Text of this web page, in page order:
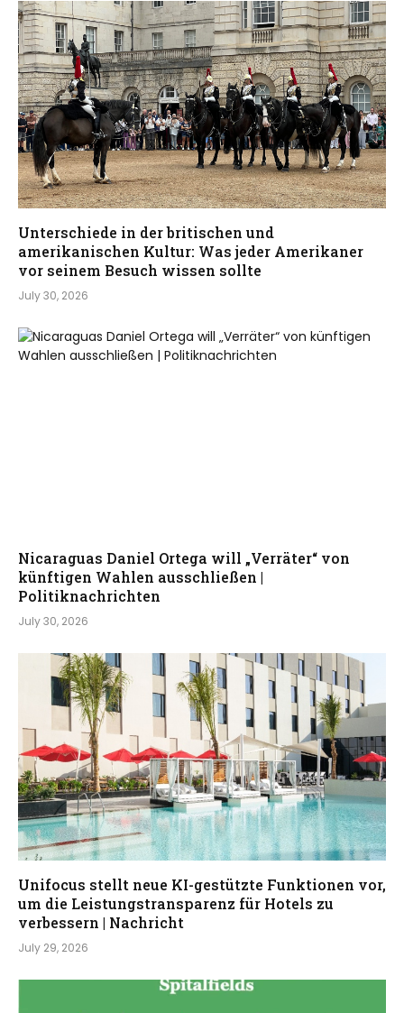
Unterschiede in der britischen und
amerikanischen Kultur: Was jeder Amerikaner
vor seinem Besuch wissen sollte
July 30, 2026
Nicaraguas Daniel Ortega will „Verräter“ von
künftigen Wahlen ausschließen |
Politiknachrichten
July 30, 2026
Unifocus stellt neue KI-gestützte Funktionen vor,
um die Leistungstransparenz für Hotels zu
verbessern | Nachricht
July 29, 2026